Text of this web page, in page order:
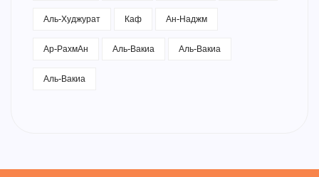
Аль-Худжурат
Каф
Ан-Наджм
Ар-РахмАн
Аль-Вакиа
Аль-Вакиа
Аль-Вакиа